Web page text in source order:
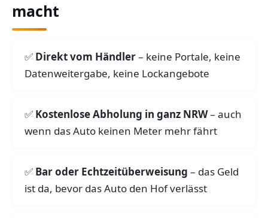
macht
Direkt vom Händler– keine Portale, keine
Datenweitergabe, keine Lockangebote
Kostenlose Abholung in ganz NRW– auch
wenn das Auto keinen Meter mehr fährt
Bar oder Echtzeitüberweisung – das Geld
ist da, bevor das Auto den Hof verlässt